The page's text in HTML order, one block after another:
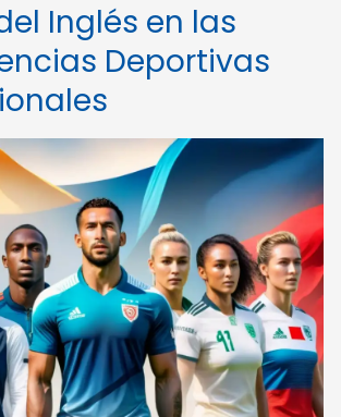
Inglés en las
Deportivas